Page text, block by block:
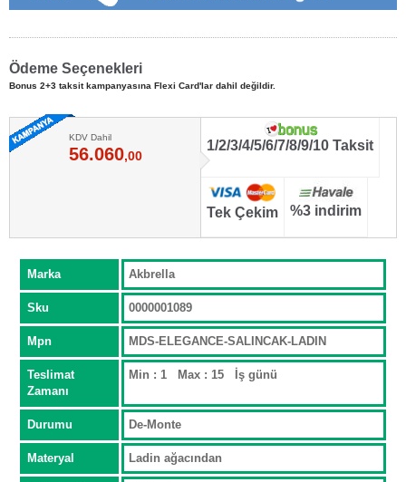
Ödeme Seçenekleri
Bonus 2+3 taksit kampanyasına Flexi Card'lar dahil değildir.
KDV Dahil
56.060,00
1/2/3/4/5/6/7/8/9/10 Taksit
Tek Çekim %3 indirim
Marka Akbrella
Sku 0000001089
Mpn MDS-ELEGANCE-SALINCAK-LADIN
Teslimat
Zamanı
Min : 1 Max : 15 İş günü
Durumu De-Monte
Materyal Ladin ağacından